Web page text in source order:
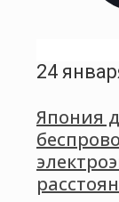
24
Япония